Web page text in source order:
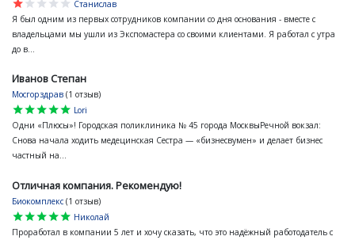
star
star
star
star
star
Станислав
Я был одним из первых сотрудников компании со дня основания - вместе с
владельцами мы ушли из Экспомастера со своими клиентами. Я работал с утра
до в...
Иванов Степан
Мосгорздрав (1 отзыв)
star
star
star
star
star
Lori
Одни «Плюсы»! Городская поликлиника № 45 города МосквыРечной вокзал:
Снова начала ходить медецинская Сестра — «бизнесвумен» и делает бизнес
частный на...
Отличная компания. Рекомендую!
Биокомплекс (1 отзыв)
star
star
star
star
star
Николай
Проработал в компании 5 лет и хочу сказать, что это надёжный работодатель с